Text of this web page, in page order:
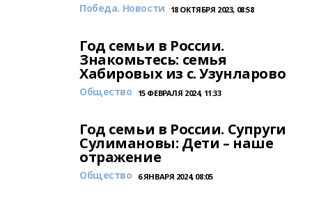
Победа. Новости 18 ОКТЯБРЯ 2023, 08:58
Год семьи в России.
Знакомьтесь: семья
Хабировых из с. Узунларово
Общество 15 ФЕВРАЛЯ 2024, 11:33
Год семьи в России. Супруги
Сулимановы: Дети – наше
отражение
Общество 6 ЯНВАРЯ 2024, 08:05